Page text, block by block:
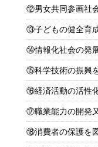
⑫男女共同参画社
⑬子どもの健全育
⑭情報化社会の発
⑮科学技術の振興
⑯経済活動の活性
⑰職業能力の開発
⑱消費者の保護を